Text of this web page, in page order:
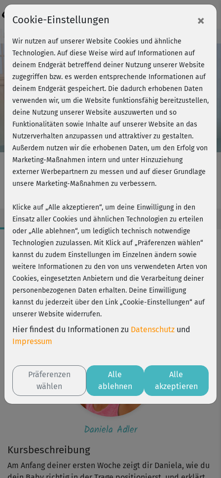
Play
Video
Kursvorschau - Jetzt mitmachen!
Woche 1 - Topfit mit Baby
Kursbeschreibung
Am Anfang deiner ersten Woche zeigt dir Daniela, wie du
Workout-Facts
leicht
2 Min
Daniela Adler
Kurs ist Bestandteil von
Topfit mit Baby
Daniela Adler
Cookie-Einstellungen ×
Wir nutzen auf unserer Website Cookies und ähnliche
Technologien. Auf diese Weise wird auf Informationen auf
deinem Endgerät betreffend deiner Nutzung unserer Website
zugegriffen bzw. es werden entsprechende Informationen auf
deinem Endgerät gespeichert. Die dadurch erhobenen Daten
verwenden wir, um die Website funktionsfähig bereitzustellen,
deine Nutzung unserer Website auszuwerten und so
Funktionalitäten sowie Inhalte auf unserer Website an das
Nutzerverhalten anzupassen und attraktiver zu gestalten.
Außerdem nutzen wir die erhobenen Daten, um den Erfolg von
Marketing-Maßnahmen intern und unter Hinzuziehung
externer Werbepartnern zu messen und auf dieser Grundlage
unsere Marketing-Maßnahmen zu verbessern.
Klicke auf „Alle akzeptieren“, um deine Einwilligung in den
Einsatz aller Cookies und ähnlichen Technologien zu erteilen
oder „Alle ablehnen“, um lediglich technisch notwendige
Technologien zuzulassen. Mit Klick auf „Präferenzen wählen“
kannst du zudem Einstellungen im Einzelnen ändern sowie
weitere Informationen zu den von uns verwendeten Arten von
Cookies, eingesetzten Anbietern und die Verarbeitung deiner
personenbezogenen Daten erhalten. Deine Einwilligung
kannst du jederzeit über den Link „Cookie-Einstellungen“ auf
unserer Website widerrufen.
Hier findest du Informationen zu Datenschutz und
Impressum
Präferenzen
wählen
Alle
ablehnen
Alle
akzeptieren